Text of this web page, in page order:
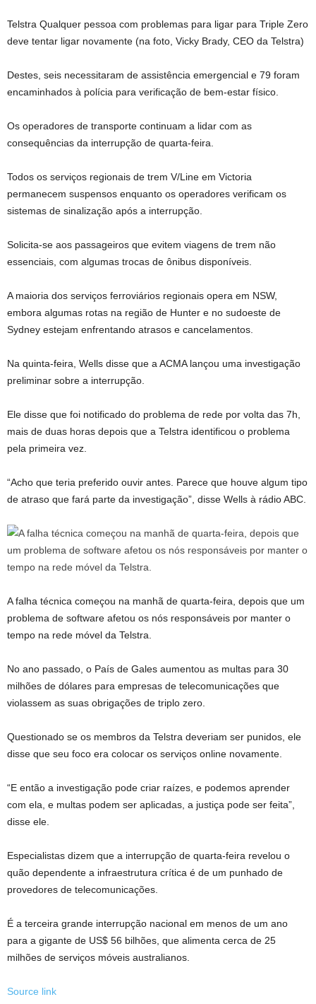
Telstra Qualquer pessoa com problemas para ligar para Triple Zero
deve tentar ligar novamente (na foto, Vicky Brady, CEO da Telstra)
Destes, seis necessitaram de assistência emergencial e 79 foram
encaminhados à polícia para verificação de bem-estar físico.
Os operadores de transporte continuam a lidar com as
consequências da interrupção de quarta-feira.
Todos os serviços regionais de trem V/Line em Victoria
permanecem suspensos enquanto os operadores verificam os
sistemas de sinalização após a interrupção.
Solicita-se aos passageiros que evitem viagens de trem não
essenciais, com algumas trocas de ônibus disponíveis.
A maioria dos serviços ferroviários regionais opera em NSW,
embora algumas rotas na região de Hunter e no sudoeste de
Sydney estejam enfrentando atrasos e cancelamentos.
Na quinta-feira, Wells disse que a ACMA lançou uma investigação
preliminar sobre a interrupção.
Ele disse que foi notificado do problema de rede por volta das 7h,
mais de duas horas depois que a Telstra identificou o problema
pela primeira vez.
“Acho que teria preferido ouvir antes. Parece que houve algum tipo
de atraso que fará parte da investigação”, disse Wells à rádio ABC.
A falha técnica começou na manhã de quarta-feira, depois que um
problema de software afetou os nós responsáveis ​​por manter o
tempo na rede móvel da Telstra.
No ano passado, o País de Gales aumentou as multas para 30
milhões de dólares para empresas de telecomunicações que
violassem as suas obrigações de triplo zero.
Questionado se os membros da Telstra deveriam ser punidos, ele
disse que seu foco era colocar os serviços online novamente.
“E então a investigação pode criar raízes, e podemos aprender
com ela, e multas podem ser aplicadas, a justiça pode ser feita”,
disse ele.
Especialistas dizem que a interrupção de quarta-feira revelou o
quão dependente a infraestrutura crítica é de um punhado de
provedores de telecomunicações.
É a terceira grande interrupção nacional em menos de um ano
para a gigante de US$ 56 bilhões, que alimenta cerca de 25
milhões de serviços móveis australianos.
Source link